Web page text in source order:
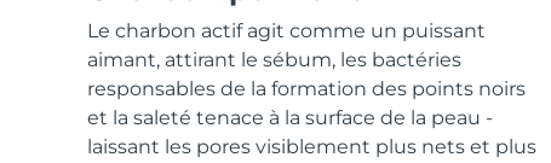
Le charbon actif agit comme un puissant
aimant, attirant le sébum, les bactéries
responsables de la formation des points noirs
et la saleté tenace à la surface de la peau -
laissant les pores visiblement plus nets et plus
All acne treatment devices
All revitalizing eye massagers
Soins de la peau KIWI™
Advanced pore care essentials
Serum
For healthy hair
issa™ Teeth Whitening Gel
18% PAP
Cosmétiques
Hommes